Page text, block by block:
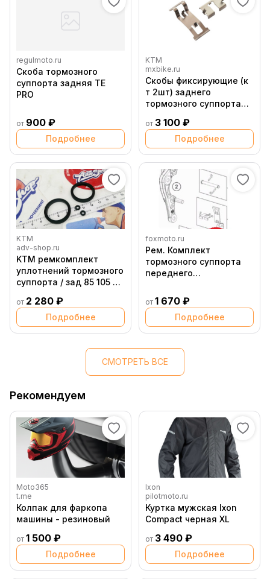
regulmoto.ru
Скоба тормозного
суппорта задняя TE
PRO
от 900 ₽
Подробнее
KTM
mxbike.ru
Скобы фиксирующие (к
т 2шт) заднего
тормозного суппорта
от 3 100 ₽
Подробнее
KTM
adv-shop.ru
KTM ремкомплект
уплотнений тормозного
суппорта / зад 85 105 SX
12 17 ( 47013081100 )
от 2 280 ₽
Подробнее
foxmoto.ru
Рем. Комплект
тормозного суппорта
переднего
original
от 1 670 ₽
Подробнее
СМОТРЕТЬ ВСЕ
Рекомендуем
Moto365
t.me
Колпак для фаркопа
машины - резиновый
от 1 500 ₽
Подробнее
Ixon
pilotmoto.ru
Куртка мужская Ixon
Compact черная XL
от 3 490 ₽
Подробнее